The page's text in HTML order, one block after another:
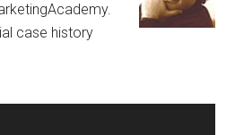
case history